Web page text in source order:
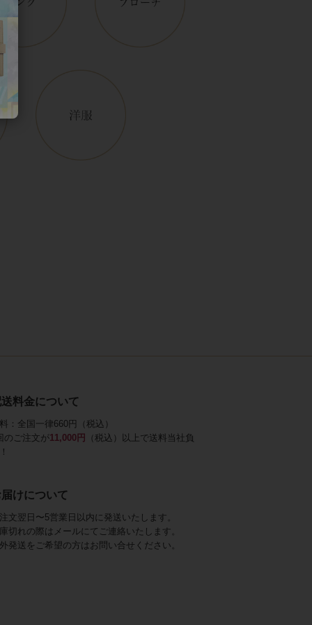
料金について
：全国一律660円（税込）
のご注文が11,000円
（税込）以上で送料当社負
けについて
文翌日〜5営業日以内に発送いたします。
切れの際はメールにてご連絡いたします。
発送をご希望の方はお問い合せください。